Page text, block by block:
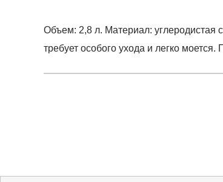
Объем: 2,8 л. Материал: углеродистая
требует особого ухода и легко
Оплата осуществляется на